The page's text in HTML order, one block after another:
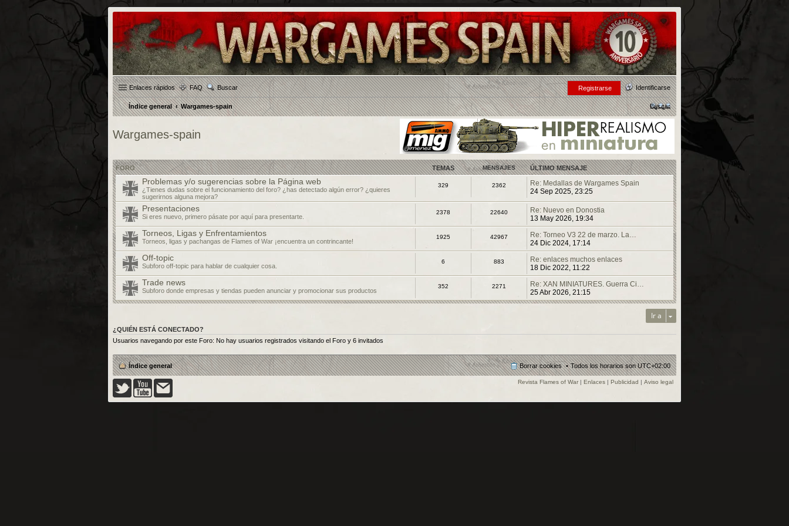
Enlaces rápidos FAQ Buscar Identificarse
Registrarse
Índice general Wargames-spain Buscar
Wargames-spain
FORO TEMAS MENSAJES ÚLTIMO MENSAJE
Problemas y/o sugerencias sobre la Página web
¿Tienes dudas sobre el funcionamiento del foro? ¿has detectado algún error? ¿quieres
sugerirnos alguna mejora?
329 2362
Re: Medallas de Wargames Spain
24 Sep 2025, 23:25
Presentaciones
Si eres nuevo, primero pásate por aquí para presentarte.
2378 22640
Re: Nuevo en Donostia
13 May 2026, 19:34
Torneos, Ligas y Enfrentamientos
Torneos, ligas y pachangas de Flames of War ¡encuentra un contrincante!
1925 42967
Re: Torneo V3 22 de marzo. La…
24 Dic 2024, 17:14
Off-topic
Subforo off-topic para hablar de cualquier cosa.
6 883
Re: enlaces muchos enlaces
18 Dic 2022, 11:22
Trade news
Subforo donde empresas y tiendas pueden anunciar y promocionar sus productos
352 2271
Re: XAN MINIATURES. Guerra Ci…
25 Abr 2026, 21:15
Ir a
¿QUIÉN ESTÁ CONECTADO?
Usuarios navegando por este Foro: No hay usuarios registrados visitando el Foro y 6 invitados
Índice general Todos los horarios sonUTC+02:00
Borrar cookies
Revista Flames of War | Enlaces | Publicidad | Aviso legal